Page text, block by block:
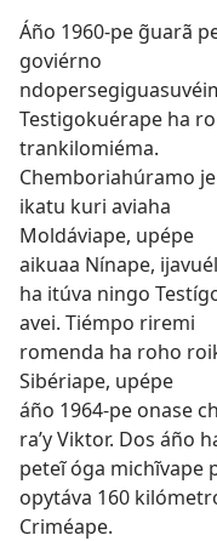
Áño 1960-pe g̃uarã
goviérno
Testigokuérape ha
trankilomiéma.
Chemboriahúramo
ikatu kuri aviaha
Moldáviape, upépe
aikuaa Nínape,
ha itúva ningo
avei. Tiémpo riremi
romenda ha roho
Sibériape, upépe
áño 1964-pe onase
raʼy Viktor. Dos áño
peteĩ óga michĩvape
opytáva 160
Criméape.